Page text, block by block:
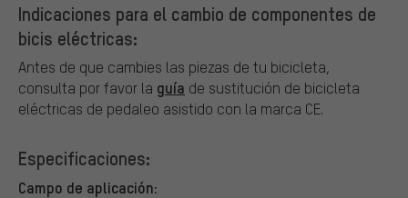
Indicaciones para el cambio de componentes de
bicis eléctricas:
Antes de que cambies las piezas de tu bicicleta,
consulta por favor la guía de sustitución de bicicleta
eléctricas de pedaleo asistido con la marca CE.
Especificaciones:
Campo de aplicación: